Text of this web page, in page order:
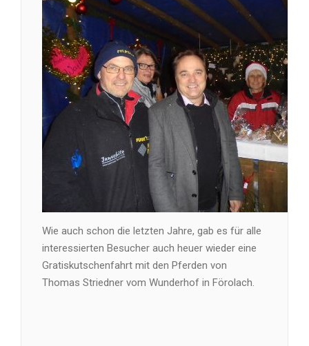
Wie auch schon die letzten Jahre, gab es für alle
interessierten Besucher auch heuer wieder eine
Gratiskutschenfahrt mit den Pferden von
Thomas Striedner vom Wunderhof in Förolach.